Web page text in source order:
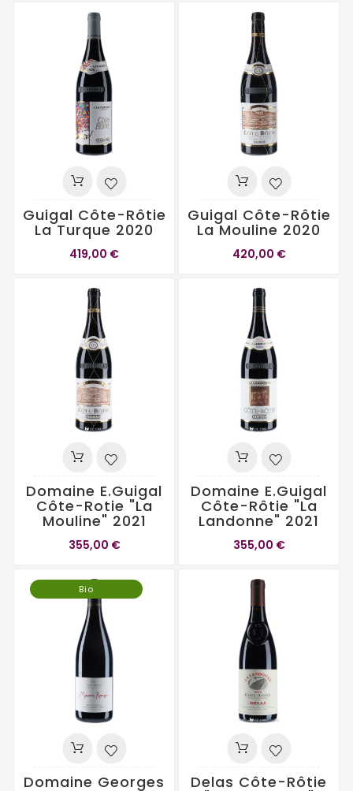
Guigal Côte-Rôtie
La Turque 2020
419,00 €
Guigal Côte-Rôtie
La Mouline 2020
420,00 €
Domaine E.Guigal
Côte-Rotie "La
Mouline" 2021
355,00 €
Domaine E.Guigal
Côte-Rôtie "La
Landonne" 2021
355,00 €
Bio
Domaine Georges Delas Côte-Rôtie